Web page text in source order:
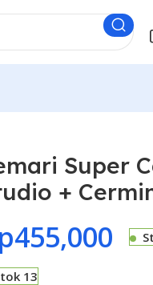
Super
+
455,000
13